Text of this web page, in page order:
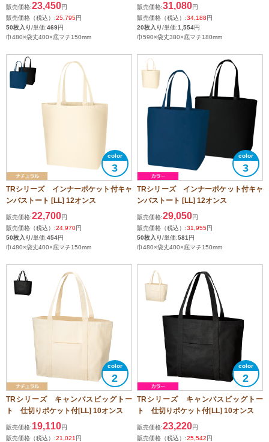
販売価格:23,450円
販売価格（税込）:25,795円
50枚入り/単価:469円
巾480×袋丈400×底マチ150mm
販売価格:31,080円
販売価格（税込）:34,188円
20枚入り/単価:1,554円
巾590×袋丈380×底マチ180mm
3
TRシリーズ インナーポケット付キャ
ンバストート [LL] 12オンス
販売価格:22,700円
販売価格（税込）:24,970円
50枚入り/単価:454円
巾480×袋丈400×底マチ150mm
3
TRシリーズ インナーポケット付キャ
ンバストート [LL] 12オンス
販売価格:29,050円
販売価格（税込）:31,955円
50枚入り/単価:581 円
巾480×袋丈400×底マチ150mm
2
TRシリーズ キャンバスビッグトー
ト 仕切りポケット付[LL] 10オンス
販売価格:19,110円
販売価格（税込）:21,021 円
2
TRシリーズ キャンバスビッグトー
ト 仕切りポケット付[LL] 10オンス
販売価格:23,220円
販売価格（税込）:25,542円